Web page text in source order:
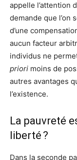
appelle l’attention
demande que l’on
d’une
aucun facteur
individus ne
priori moins de
autres avantages
l’existence.
La pauvreté
liberté ?
Dans la seconde